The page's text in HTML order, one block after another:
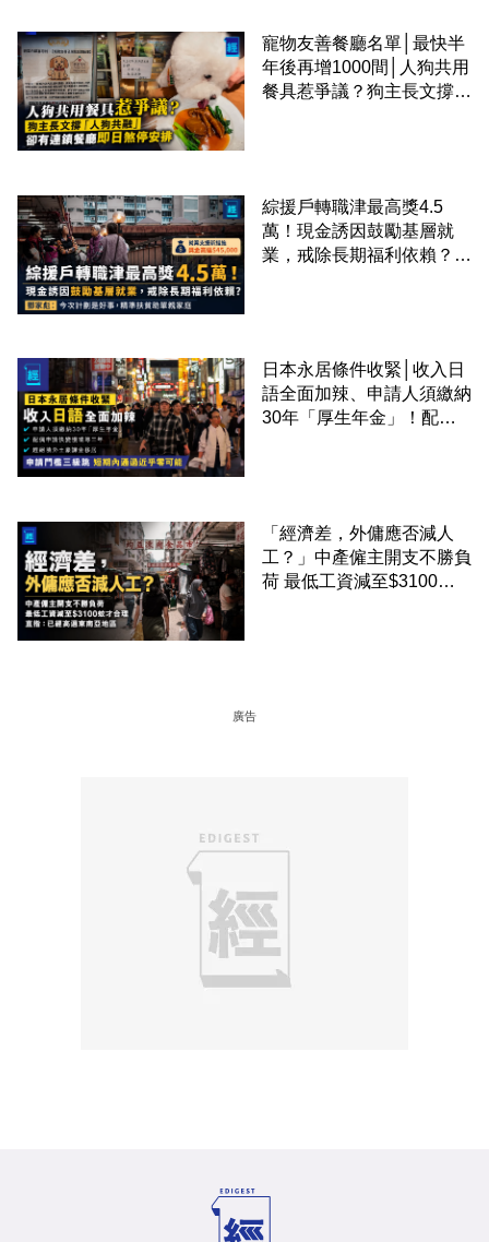
寵物友善餐廳名單│最快半
年後再增1000間│人狗共用
餐具惹爭議？狗主長文撐
綜援戶轉職津最高獎4.5
萬！現金誘因鼓勵基層就
業，戒除長期福利依賴？鄧
日本永居條件收緊│收入日
語全面加辣、申請人須繳納
30年「厚生年金」！配偶
「經濟差，外傭應否減人
工？」中產僱主開支不勝負
荷 最低工資減至$3100蚊
廣告